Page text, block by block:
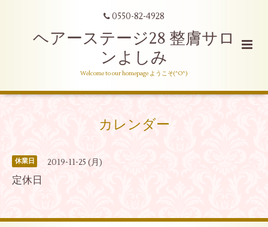
0550-82-4928
ヘアーステージ28 整膚サロ
ンよしみ
Welcome to our homepage ようこそ(^O^)
カレンダー
休業日 2019-11-25 (月)
定休日